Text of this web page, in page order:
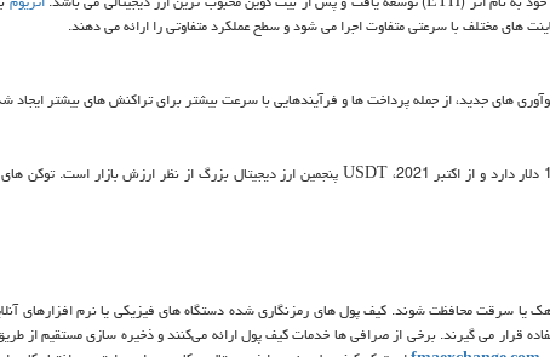
های مختلف با سرعتی متفاوت اجرا می شود و سطح عملکرد متفاوتی را ارائه می دهند.
های جدید، از جمله پرداخت ها و فرآیندهایی با سرعت بیشتر برای تراکنش ‌های بیشتر
USDTپنجمین ارز دیجیتال بزرگ از نظر ارزش بازار است. توکن
یا سرقت محافظت شوند. کیف پول‌ های رمزنگاری شده دستگاه های فیزیکی یا نرم افزارهای
قرار می گیرند. برخی از صرافی ‌ها خدمات کیف پول ارائه می‌کنند و ذخیره ‌سازی مستقیم از